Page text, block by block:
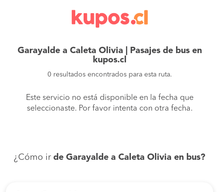
Garayalde a Caleta Olivia | Pasajes de bus en
kupos.cl
0 resultados encontrados para esta ruta.
Este servicio no está disponible en la fecha que
seleccionaste. Por favor intenta con otra fecha.
¿Cómo ir de Garayalde a Caleta Olivia en bus?